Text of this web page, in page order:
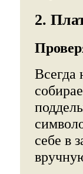
2.
Всегда
себе в